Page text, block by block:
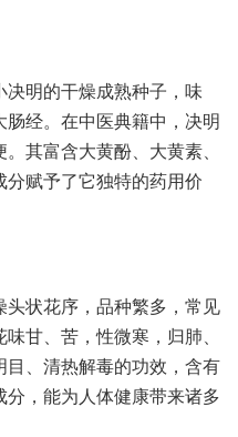
决明的干燥成熟种子，味
经。在中医典籍中，决明
其富含大黄酚、大黄素、
分赋予了它独特的药用价
状花序，品种繁多，常见
甘、苦，性微寒，归肺、
目、清热解毒的功效，含有
，能为人体健康带来诸多